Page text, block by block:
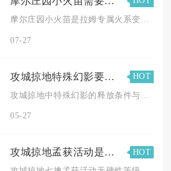
07-27
攻城掠地特殊幻影要如何释放
HOT
05-27
攻城掠地孟获活动是否限定等级
HOT